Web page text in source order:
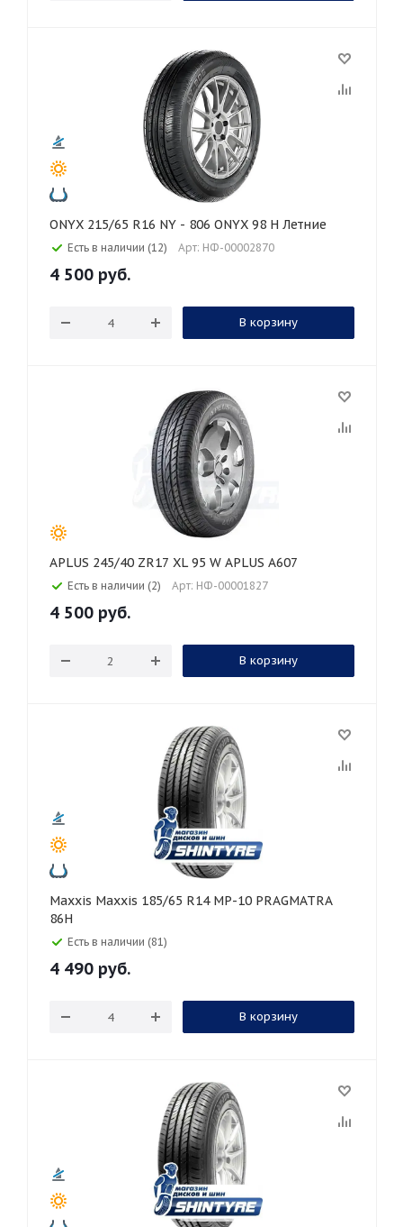
ONYX 215/65 R16 NY - 806 ONYX 98 H Летние
Есть в наличии (12) Арт: НФ-00002870
4 500 руб.
В корзину
APLUS 245/40 ZR17 XL 95 W APLUS A607
Есть в наличии (2) Арт: НФ-00001827
4 500 руб.
В корзину
Maxxis Maxxis 185/65 R14 MP-10 PRAGMATRA
86H
Есть в наличии (81)
4 490 руб.
В корзину